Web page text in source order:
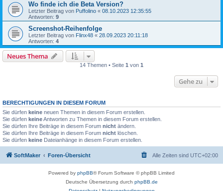
Wo finde ich die Beta Version?
Letzter Beitrag von Puffolino « 08.10.2023 12:35:55
Antworten: 9
Screenshot-Reihenfolge
Letzter Beitrag von Flinx48 « 28.09.2023 20:11:18
Antworten: 4
Neues Thema
14 Themen • Seite 1 von 1
Gehe zu
BERECHTIGUNGEN IN DIESEM FORUM
Sie dürfen keine neuen Themen in diesem Forum erstellen.
Sie dürfen keineAntworten zu Themen in diesem Forum erstellen.
Sie dürfen Ihre Beiträge in diesem Forum nicht ändern.
Sie dürfen Ihre Beiträge in diesem Forum nicht löschen.
Sie dürfen keine Dateianhänge in diesem Forum erstellen.
SoftMaker Foren-Übersicht Alle Zeiten sind UTC+02:00
Powered by phpBB® Forum Software © phpBB Limited
Deutsche Übersetzung durch phpBB.de